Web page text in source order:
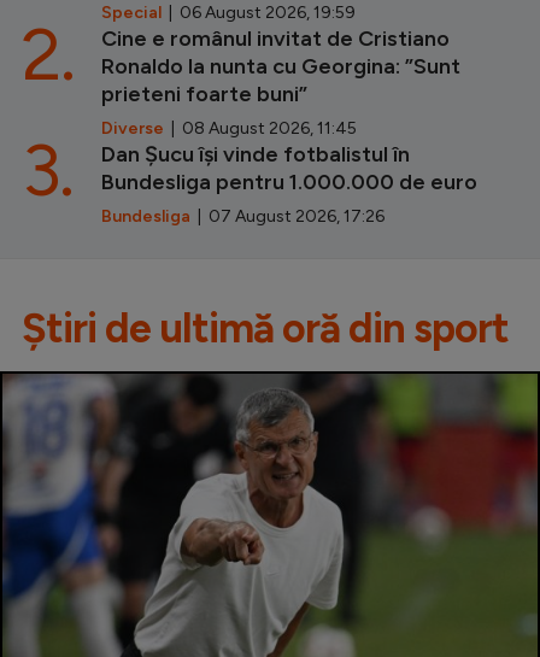
Special | 06 August 2026, 19:59
Cine e românul invitat de Cristiano
Ronaldo la nunta cu Georgina: ”Sunt
prieteni foarte buni”
Diverse | 08 August 2026, 11:45
2.
Dan Șucu își vinde fotbalistul în
Bundesliga pentru 1.000.000 de euro
Bundesliga | 07 August 2026, 17:26
3.
Știri de ultimă oră din sport